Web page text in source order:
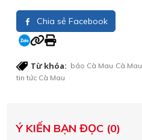
Chia sẻ Facebook
Từ khóa: báo Cà Mau Cà Mau
tin tức Cà Mau
Ý KIẾN BẠN ĐỌC (0)